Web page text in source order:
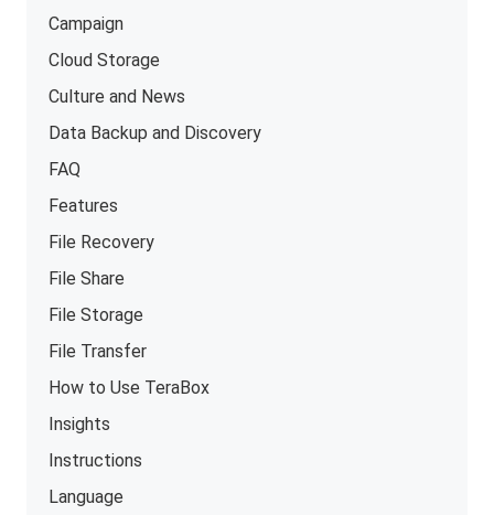
Campaign
Cloud Storage
Culture and News
Data Backup and Discovery
FAQ
Features
File Recovery
File Share
File Storage
File Transfer
How to Use TeraBox
Insights
Instructions
Language